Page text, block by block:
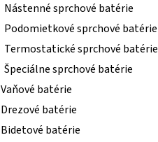
Nástenné sprchové batérie
Podomietkové sprchové batérie
Termostatické sprchové batérie
Špeciálne sprchové batérie
Vaňové batérie
Drezové batérie
Bidetové batérie